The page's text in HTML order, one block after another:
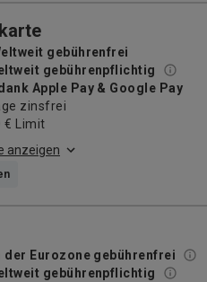
gebührenfrei
gebührenpflichtig
Apple Pay & Google Pay
zinsfrei
€ Limit
anzeigen
der Eurozone gebührenfrei
gebührenpflichtig